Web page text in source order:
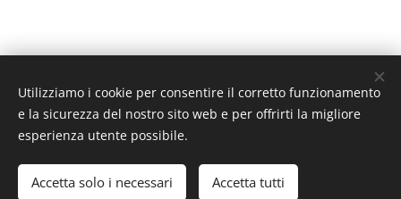
Arancione Magazine - Quotidiano di informazione sportiva -
Reg. Trib. di Pistoia N. 1 / 2017 - Direttore Responsabile:
Athos Querci direttore@arancionemagazine.it
Copyright © 2017
Cookies
Utilizziamo i cookie per consentire il corretto funzionamento
e la sicurezza del nostro sito web e per offrirti la migliore
esperienza utente possibile.
Accetta solo i necessari Accetta tutti